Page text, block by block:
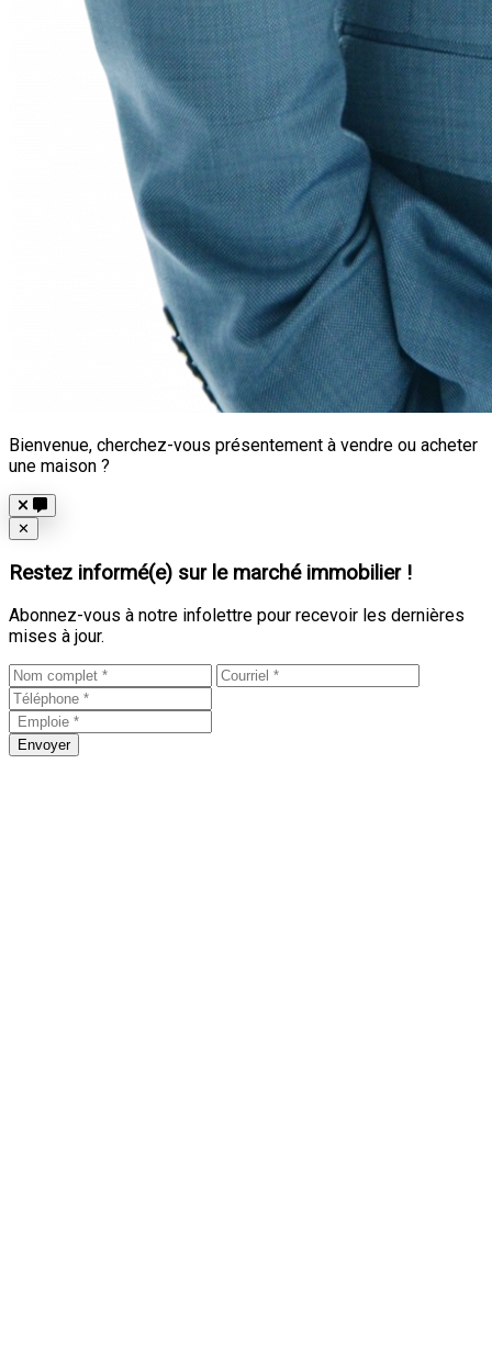
Bienvenue, cherchez-vous présentement à vendre ou acheter
une maison ?
Close
✕
Restez informé(e) sur le marché immobilier !
Abonnez-vous à notre infolettre pour recevoir les dernières
mises à jour.
Envoyer